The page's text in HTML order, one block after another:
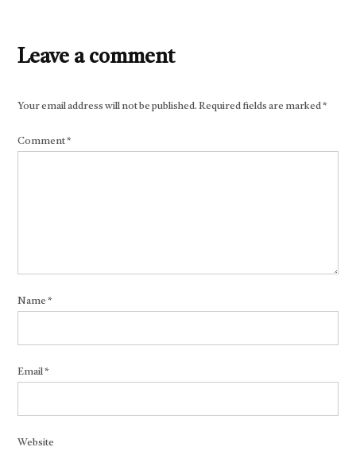
Leave a comment
Your email address will not be published. Required fields are marked*
Comment*
Name*
Email*
Website